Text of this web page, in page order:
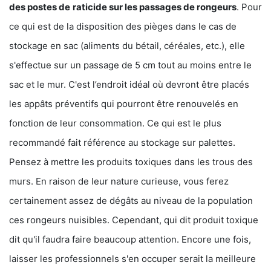
des postes de raticide sur les passages de rongeurs. Pour
ce qui est de la disposition des pièges dans le cas de
stockage en sac (aliments du bétail, céréales, etc.), elle
s'effectue sur un passage de 5 cm tout au moins entre le
sac et le mur. C'est l’endroit idéal où devront être placés
les appâts préventifs qui pourront être renouvelés en
fonction de leur consommation. Ce qui est le plus
recommandé fait référence au stockage sur palettes.
Pensez à mettre les produits toxiques dans les trous des
murs. En raison de leur nature curieuse, vous ferez
certainement assez de dégâts au niveau de la population
ces rongeurs nuisibles. Cependant, qui dit produit toxique
dit qu'il faudra faire beaucoup attention. Encore une fois,
laisser les professionnels s'en occuper serait la meilleure